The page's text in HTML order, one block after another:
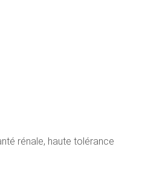
rénale, haute tolérance